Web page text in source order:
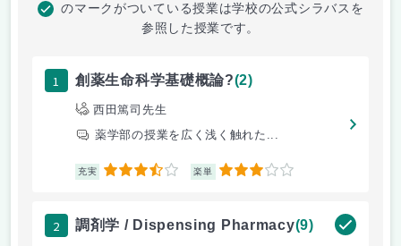
のマークがついている授業は学校の公式シラバスを
参照した授業です。
1 創薬生命科学基礎概論?(2)
西田篤司先生
薬学部の授業を広く浅く触れた...
充実 3.5 楽単 3
2 調剤学 / Dispensing Pharmacy(9)